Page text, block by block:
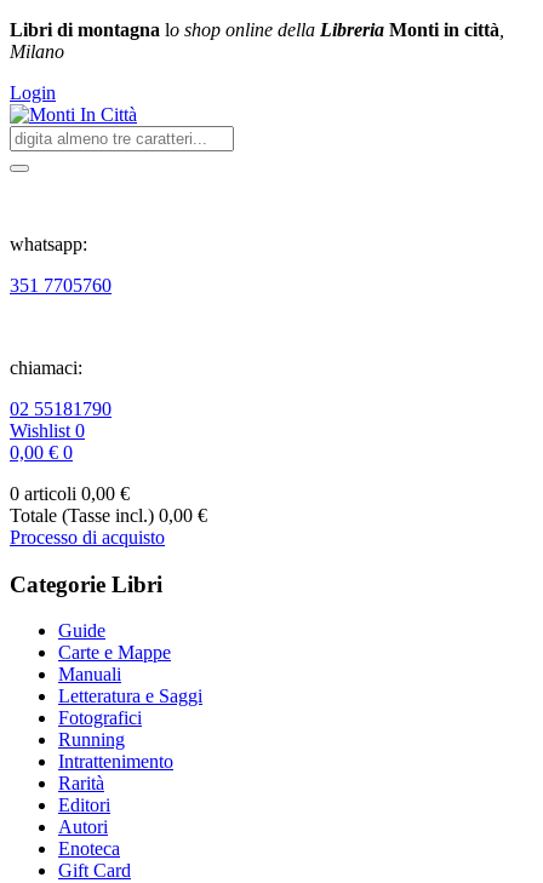
Libri di montagna lo shop online della Libreria Monti in città
Milano
Login
whatsapp:
351 7705760
chiamaci:
02 55181790
Wishlist 0
0,00 € 0
0 articoli 0,00 €
Totale (Tasse incl.) 0,00 €
Processo di acquisto
Categorie Libri
Guide
Carte e Mappe
Manuali
Letteratura e Saggi
Fotografici
Running
Intrattenimento
Rarità
Editori
Autori
Enoteca
Gift Card